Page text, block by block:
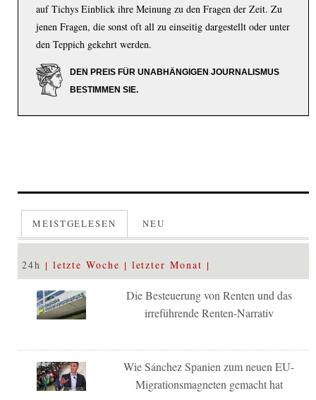
auf Tichys Einblick ihre Meinung zu den Fragen der Zeit. Zu
jenen Fragen, die sonst oft all zu einseitig dargestellt oder unter
den Teppich gekehrt werden.
DEN PREIS FÜR UNABHÄNGIGEN JOURNALISMUS
BESTIMMEN SIE.
MEISTGELESEN NEU
24h letzte Woche letzter Monat
Die Besteuerung von Renten und das
irreführende Renten-Narrativ
Wie Sánchez Spanien zum neuen EU-
Migrationsmagneten gemacht hat